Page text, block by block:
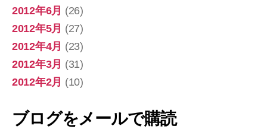
2012年6月 (26)
2012年5月 (27)
2012年4月 (23)
2012年3月 (31)
2012年2月 (10)
ブログをメールで購読